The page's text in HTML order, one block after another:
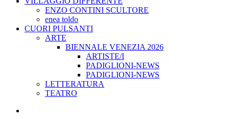
ENZO CONTINI SCULTORE
enea toldo
CUORI PULSANTI
ARTE
BIENNALE VENEZIA 2026
ARTISTE/I
PADIGLIONI-NEWS
PADIGLIONI-NEWS
LETTERATURA
TEATRO